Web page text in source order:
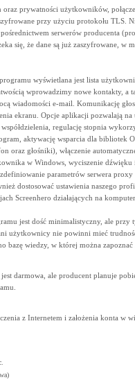
prywatności użytkowników,
przy użyciu protokołu TLS.
pośrednictwem serwerów producenta
się, że dane są już zaszyfrowane, w
wyświetlana jest lista
wprowadzimy nowe kontakty, a
wiadomości e-mail. Komunikację
ekranu. Opcje aplikacji pozwalają na
regulację stopnia
aktywację wsparcia dla bibliotek
oraz głośniki), włączenie
w Windows, wyciszenie
parametrów serwera proxy
dostosować ustawienia naszego
Screenhero działających na
jest dość minimalistyczny, ale przy
użytkownicy nie powinni mieć
bazę wiedzy, w której można zapoznać
darmowa, ale producent planuje
z Internetem i założenia konta w